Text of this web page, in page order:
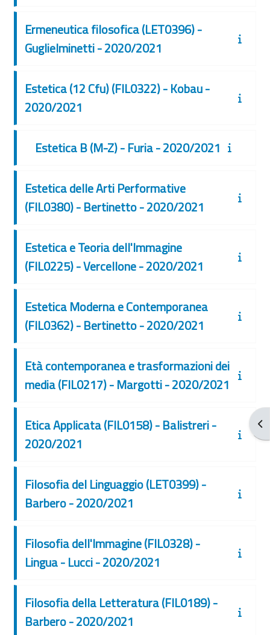
Ermeneutica filosofica (LET0396) -
Guglielminetti - 2020/2021
Estetica (12 Cfu) (FIL0322) - Kobau -
2020/2021
Estetica B (M-Z) - Furia - 2020/2021
Estetica delle Arti Performative
(FIL0380) - Bertinetto - 2020/2021
Estetica e Teoria dell'Immagine
(FIL0225) - Vercellone - 2020/2021
Estetica Moderna e Contemporanea
(FIL0362) - Bertinetto - 2020/2021
Età contemporanea e trasformazioni dei
media (FIL0217) - Margotti - 2020/2021
Etica Applicata (FIL0158) - Balistreri -
2020/2021
Filosofia del Linguaggio (LET0399) -
Barbero - 2020/2021
Filosofia dell'Immagine (FIL0328) -
Lingua - Lucci - 2020/2021
Filosofia della Letteratura (FIL0189) -
Barbero - 2020/2021